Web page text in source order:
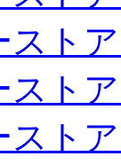
スト
スト
スト